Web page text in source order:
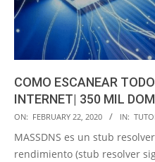
COMO ESCANEAR
INTERNET| 350 MIL
2020-
02-
22
ON: FEBRUARY 22, 2020 IN:
MASSDNS es un stub
rendimiento (stub resolver